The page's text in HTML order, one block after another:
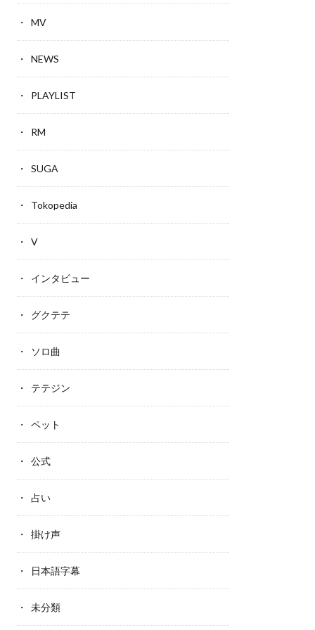
MV
NEWS
PLAYLIST
RM
SUGA
Tokopedia
V
インタビュー
グクテテ
ソロ曲
テテジン
ペット
公式
占い
掛け声
日本語字幕
未分類